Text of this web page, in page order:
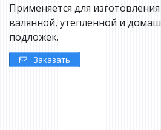
Применяется для
валянной, утепленной и
подложек.
Заказать